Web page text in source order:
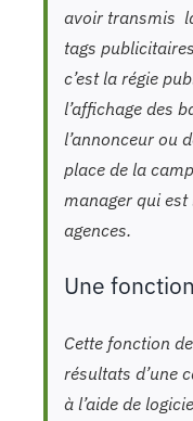
avoir transmis
tags
c’est la régie
l’affichage des
l’annonceur ou
place de la
manager qui est
agences.
Une
Cette fonction
résultats d’une
à l’aide de